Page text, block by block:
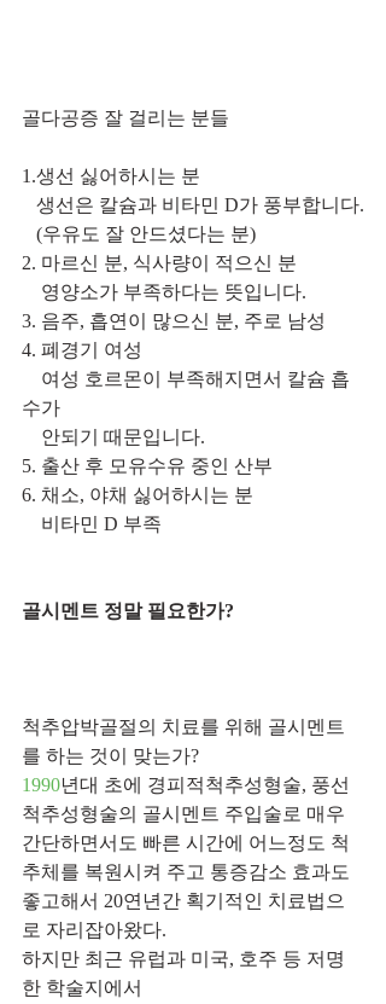
골다공증 잘 걸리는 분들
1.생선 싫어하시는 분
   생선은 칼슘과 비타민 D가 풍부합니다.
   (우유도 잘 안드셨다는 분)
2. 마르신 분, 식사량이 적으신 분
    영양소가 부족하다는 뜻입니다.
3. 음주, 흡연이 많으신 분, 주로 남성
4. 폐경기 여성
수가
    안되기 때문입니다.
5. 출산 후 모유수유 중인 산부
6. 채소, 야채 싫어하시는 분
    비타민 D 부족
골시멘트 정말 필요한가?
척추압박골절의 치료를 위해 골시멘트
를 하는 것이 맞는가?
1990년대 초에 경피적척추성형술, 풍선
척추성형술의 골시멘트 주입술로 매우
간단하면서도 빠른 시간에 어느정도 척
추체를 복원시켜 주고 통증감소 효과도
좋고해서 20연년간 획기적인 치료법으
로 자리잡아왔다.
하지만 최근 유럽과 미국, 호주 등 저명
한 학술지에서